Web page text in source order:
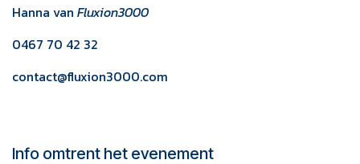
Hanna van Fluxion3000
0467 70 42 32
contact@fluxion3000.com
Info omtrent het evenement